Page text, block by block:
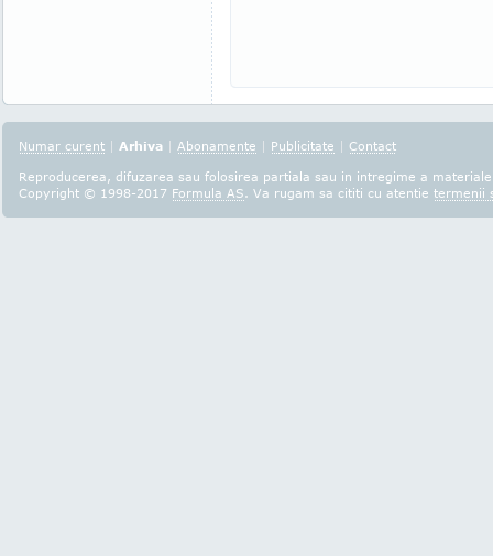
Numar curent | Arhiva | Abonamente | Publicitate | Contact
Reproducerea, difuzarea sau folosirea partiala sau in intregime a
Copyright © 1998-2017 Formula AS. Va rugam sa cititi cu atentie termenii